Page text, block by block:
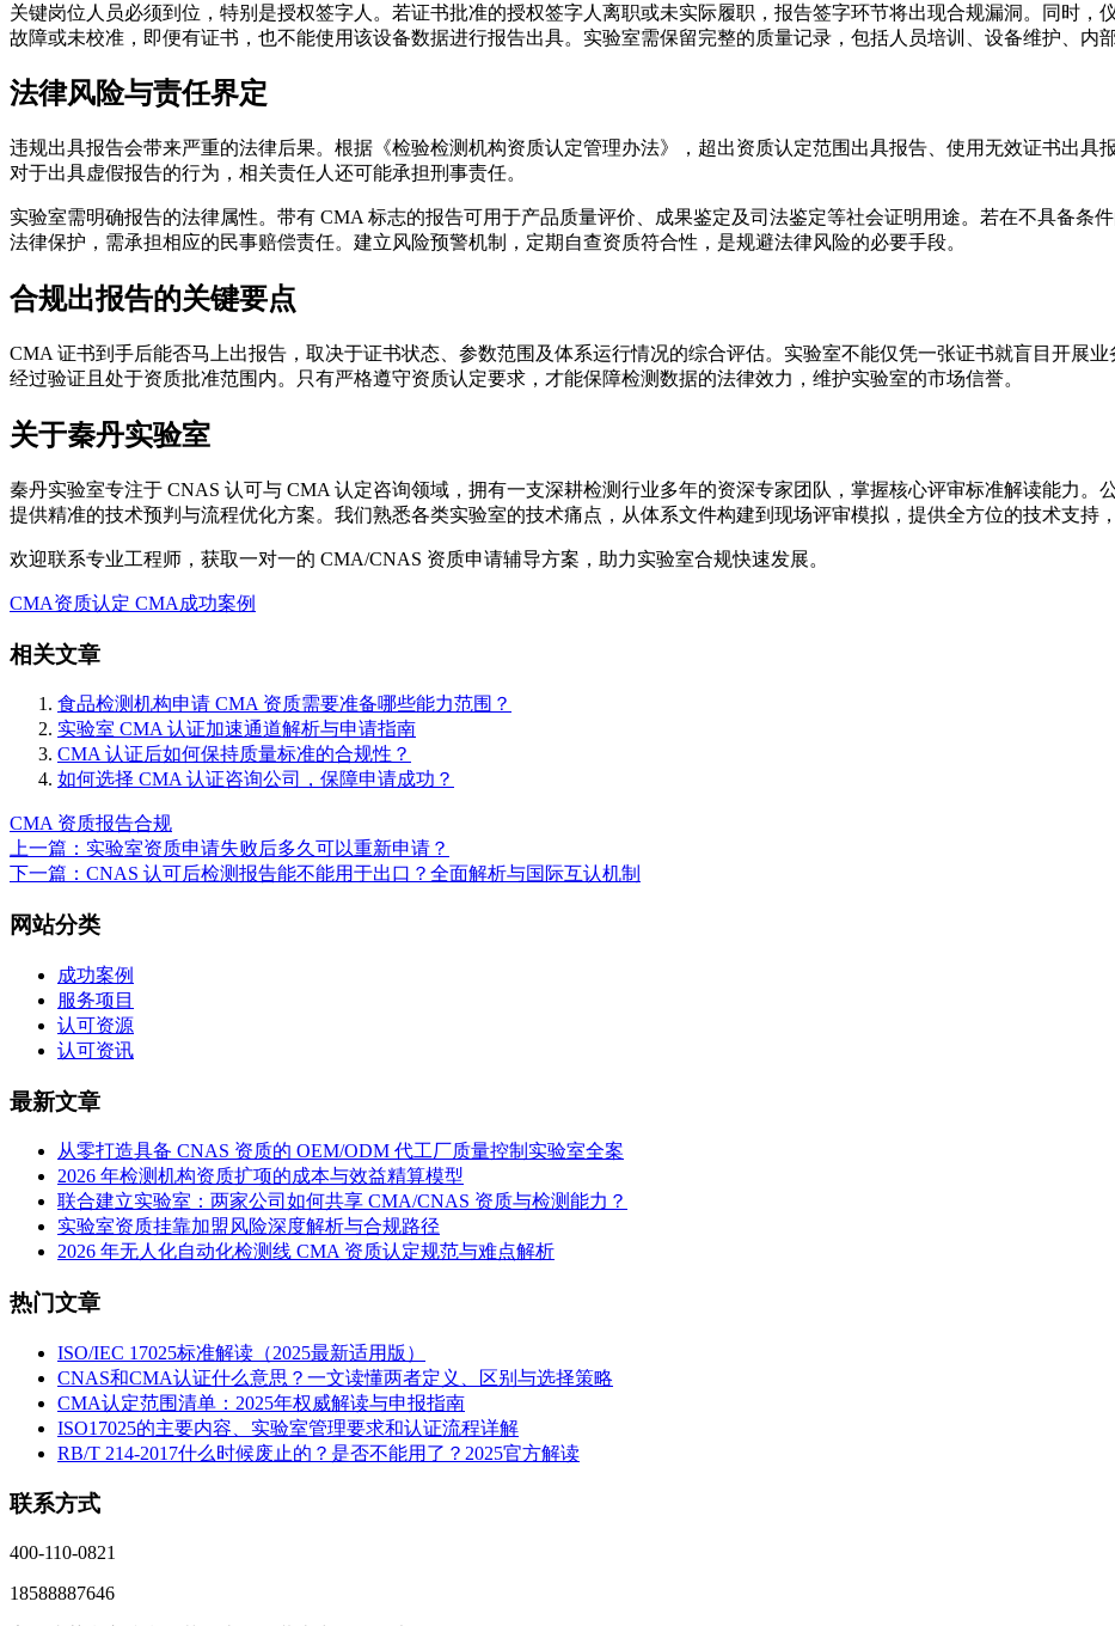
关键岗位人员必须到位，特别是授权签字人。若证书批准的授权签字人离职或未实际履职，报告签字环节将出现合规漏洞。同时，
故障或未校准，即便有证书，也不能使用该设备数据进行报告出具。实验室需保留完整的质量记录，包括人员培训、设备维护、内
法律风险与责任界定
违规出具报告会带来严重的法律后果。根据《检验检测机构资质认定管理办法》，超出资质认定范围出具报告、使用无效证书出具
对于出具虚假报告的行为，相关责任人还可能承担刑事责任。
实验室需明确报告的法律属性。带有 CMA 标志的报告可用于产品质量评价、成果鉴定及司法鉴定等社会证明用途。若在不具备条
法律保护，需承担相应的民事赔偿责任。建立风险预警机制，定期自查资质符合性，是规避法律风险的必要手段。
合规出报告的关键要点
CMA 证书到手后能否马上出报告，取决于证书状态、参数范围及体系运行情况的综合评估。实验室不能仅凭一张证书就盲目开展
经过验证且处于资质批准范围内。只有严格遵守资质认定要求，才能保障检测数据的法律效力，维护实验室的市场信誉。
关于秦丹实验室
秦丹实验室专注于 CNAS 认可与 CMA 认定咨询领域，拥有一支深耕检测行业多年的资深专家团队，掌握核心评审标准解读能力。
提供精准的技术预判与流程优化方案。我们熟悉各类实验室的技术痛点，从体系文件构建到现场评审模拟，提供全方位的技术支持
欢迎联系专业工程师，获取一对一的 CMA/CNAS 资质申请辅导方案，助力实验室合规快速发展。
CMA资质认定 CMA成功案例
相关文章
食品检测机构申请 CMA 资质需要准备哪些能力范围？
实验室 CMA 认证加速通道解析与申请指南
CMA 认证后如何保持质量标准的合规性？
如何选择 CMA 认证咨询公司，保障申请成功？
CMA 资质报告合规
上一篇：实验室资质申请失败后多久可以重新申请？
下一篇：CNAS 认可后检测报告能不能用于出口？全面解析与国际互认机制
网站分类
成功案例
服务项目
认可资源
认可资讯
最新文章
从零打造具备 CNAS 资质的 OEM/ODM 代工厂质量控制实验室全案
2026 年检测机构资质扩项的成本与效益精算模型
联合建立实验室：两家公司如何共享 CMA/CNAS 资质与检测能力？
实验室资质挂靠加盟风险深度解析与合规路径
2026 年无人化自动化检测线 CMA 资质认定规范与难点解析
热门文章
ISO/IEC 17025标准解读（2025最新适用版）
CNAS和CMA认证什么意思？一文读懂两者定义、区别与选择策略
CMA认定范围清单：2025年权威解读与申报指南
ISO17025的主要内容、实验室管理要求和认证流程详解
RB/T 214-2017什么时候废止的？是否不能用了？2025官方解读
联系方式
400-110-0821
18588887646